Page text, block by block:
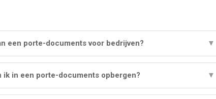
een porte-documents voor bedrijven? ▼
ik in een porte-documents opbergen? ▼